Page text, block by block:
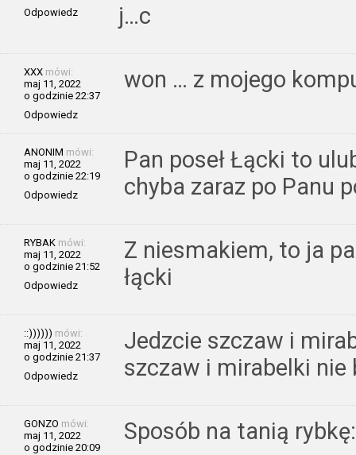
Odpowiedz
j…c
XXX mówi:
maj 11, 2022
o godzinie 22:37
Odpowiedz
won … z mojego
ANONIM mówi:
maj 11, 2022
o godzinie 22:19
Odpowiedz
Pan poseł Łącki to
chyba zaraz po Panu
RYBAK mówi:
maj 11, 2022
o godzinie 21:52
Odpowiedz
Z niesmakiem, to ja
łącki
::)))))) mówi:
maj 11, 2022
o godzinie 21:37
Odpowiedz
Jedzcie szczaw i
szczaw i mirabelki
GONZO mówi:
maj 11, 2022
o godzinie 20:09
Sposób na tanią rybkę: